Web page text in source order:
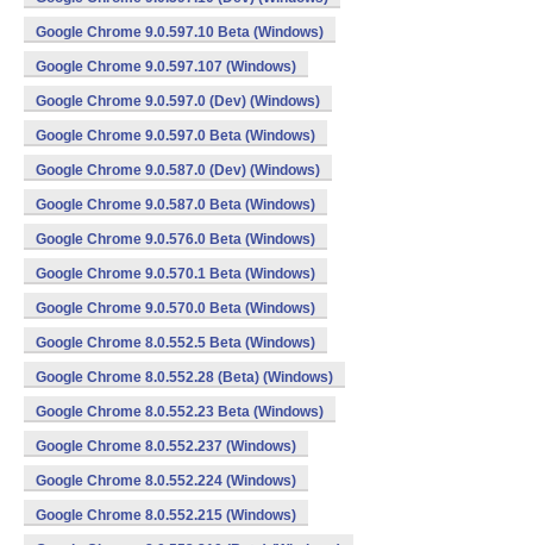
Google Chrome 9.0.597.10 Beta (Windows)
Google Chrome 9.0.597.107 (Windows)
Google Chrome 9.0.597.0 (Dev) (Windows)
Google Chrome 9.0.597.0 Beta (Windows)
Google Chrome 9.0.587.0 (Dev) (Windows)
Google Chrome 9.0.587.0 Beta (Windows)
Google Chrome 9.0.576.0 Beta (Windows)
Google Chrome 9.0.570.1 Beta (Windows)
Google Chrome 9.0.570.0 Beta (Windows)
Google Chrome 8.0.552.5 Beta (Windows)
Google Chrome 8.0.552.28 (Beta) (Windows)
Google Chrome 8.0.552.23 Beta (Windows)
Google Chrome 8.0.552.237 (Windows)
Google Chrome 8.0.552.224 (Windows)
Google Chrome 8.0.552.215 (Windows)